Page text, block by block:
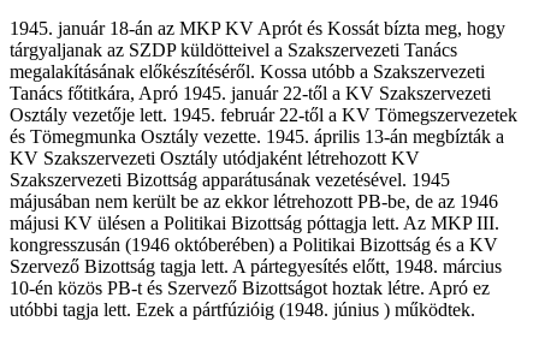
1945. január 18-án az MKP KV Aprót és Kossát bízta meg, hogy
tárgyaljanak az SZDP küldötteivel a Szakszervezeti Tanács
megalakításának előkészítéséről. Kossa utóbb a Szakszervezeti
Tanács főtitkára, Apró 1945. január 22-től a KV Szakszervezeti
Osztály vezetője lett. 1945. február 22-től a KV Tömegszervezetek
és Tömegmunka Osztály vezette. 1945. április 13-án megbízták a
KV Szakszervezeti Osztály utódjaként létrehozott KV
Szakszervezeti Bizottság apparátusának vezetésével. 1945
májusában nem került be az ekkor létrehozott PB-be, de az 1946
májusi KV ülésen a Politikai Bizottság póttagja lett. Az MKP III.
kongresszusán (1946 októberében) a Politikai Bizottság és a KV
Szervező Bizottság tagja lett. A pártegyesítés előtt, 1948. március
10-én közös PB-t és Szervező Bizottságot hoztak létre. Apró ez
utóbbi tagja lett. Ezek a pártfúzióig (1948. június ) működtek.